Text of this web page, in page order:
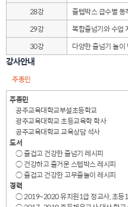
28강
줄텝박스 급수별 동
29강
복합줄넘기와 수업
30강
다양한 줄넘기 놀이
강사안내
주종민
주종민
공주교육대학교부설초등학교
광주교육대학교 초등교육학 학사
공주교육대학교 교육상담 석사
도서
○ 즐겁고 건강한 줄넘기 레시피
○ 건강하고 즐거운 스텝박스 레시피
○ 즐겁고 건강한 고무줄놀이 레시피
경력
○ 2019~2020 유치원1급 정교사, 초등